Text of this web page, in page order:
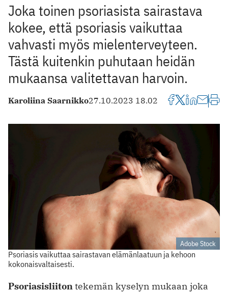
Joka toinen psoriasista sairastava
kokee, että psoriasis vaikuttaa
vahvasti myös mielenterveyteen.
Tästä kuitenkin puhutaan heidän
mukaansa valitettavan harvoin.
Karoliina Saarnikko27.10.2023 18.02
Adobe Stock
Psoriasis vaikuttaa sairastavan elämänlaatuun ja kehoon
kokonaisvaltaisesti.
Psoriasisliitontekemän kyselyn mukaan joka